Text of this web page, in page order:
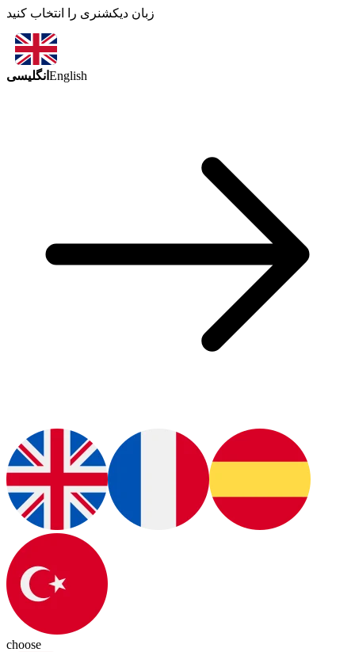
زبان دیکشنری را انتخاب کنید
انگلیسی English
choose